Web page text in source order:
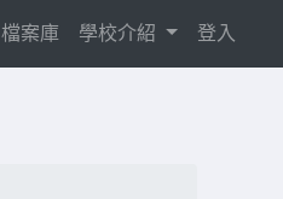
檔案庫 學校介紹 登入